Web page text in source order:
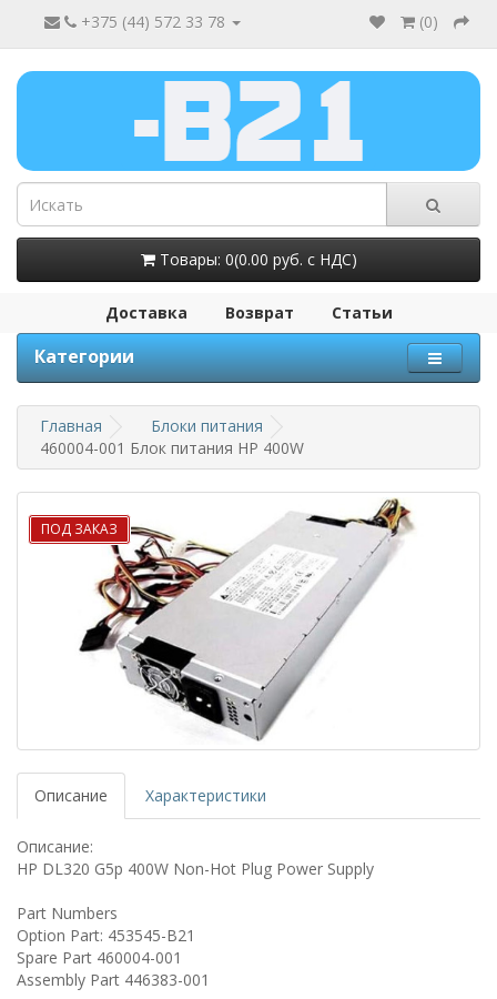
+375 (44) 572 33 78 (0)
Товары: 0(0.00 руб. с НДС)
Доставка Возврат Статьи
Категории
Главная
Блоки питания
460004-001 Блок питания HP 400W
ПОД ЗАКАЗ
Описание Характеристики
Описание:
HP DL320 G5p 400W Non-Hot Plug Power Supply
Part Numbers
Option Part: 453545-B21
Spare Part 460004-001
Assembly Part 446383-001